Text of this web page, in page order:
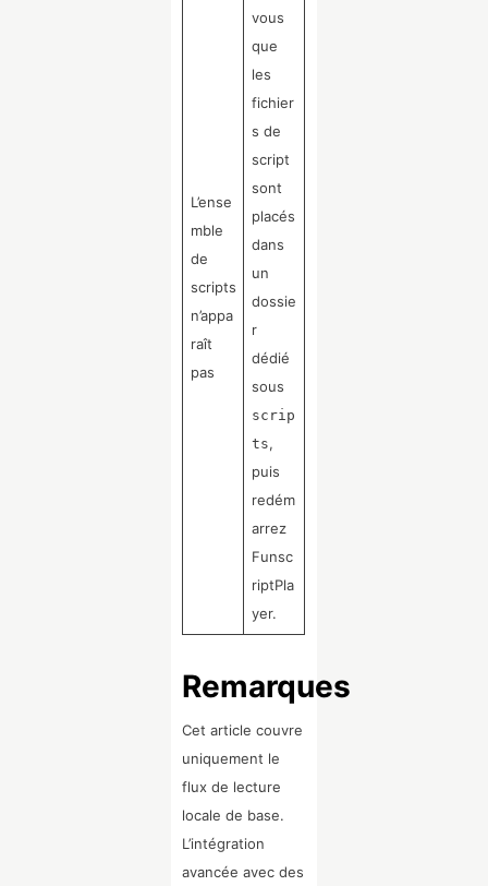
L’ense
mble
de
scripts
n’appa
raît
pas
vous
que
les
fichier
s de
script
sont
placés
dans
un
dossie
r
dédié
sous
scrip
ts,
puis
redém
arrez
Funsc
riptPla
yer.
Remarques
Cet article couvre
uniquement le
flux de lecture
locale de base.
L’intégration
avancée avec des